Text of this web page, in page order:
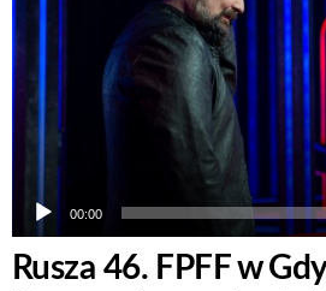
00:00
Rusza 46. FPFF w